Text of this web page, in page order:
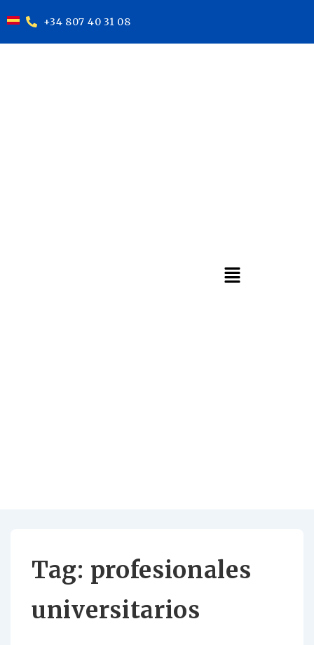
+34 807 40 31 08
Tag: profesionales
universitarios